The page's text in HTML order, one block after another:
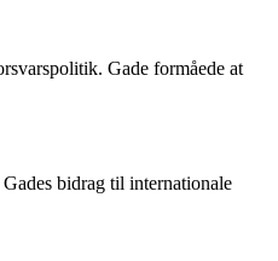
Gade formåede at
bidrag til internationale